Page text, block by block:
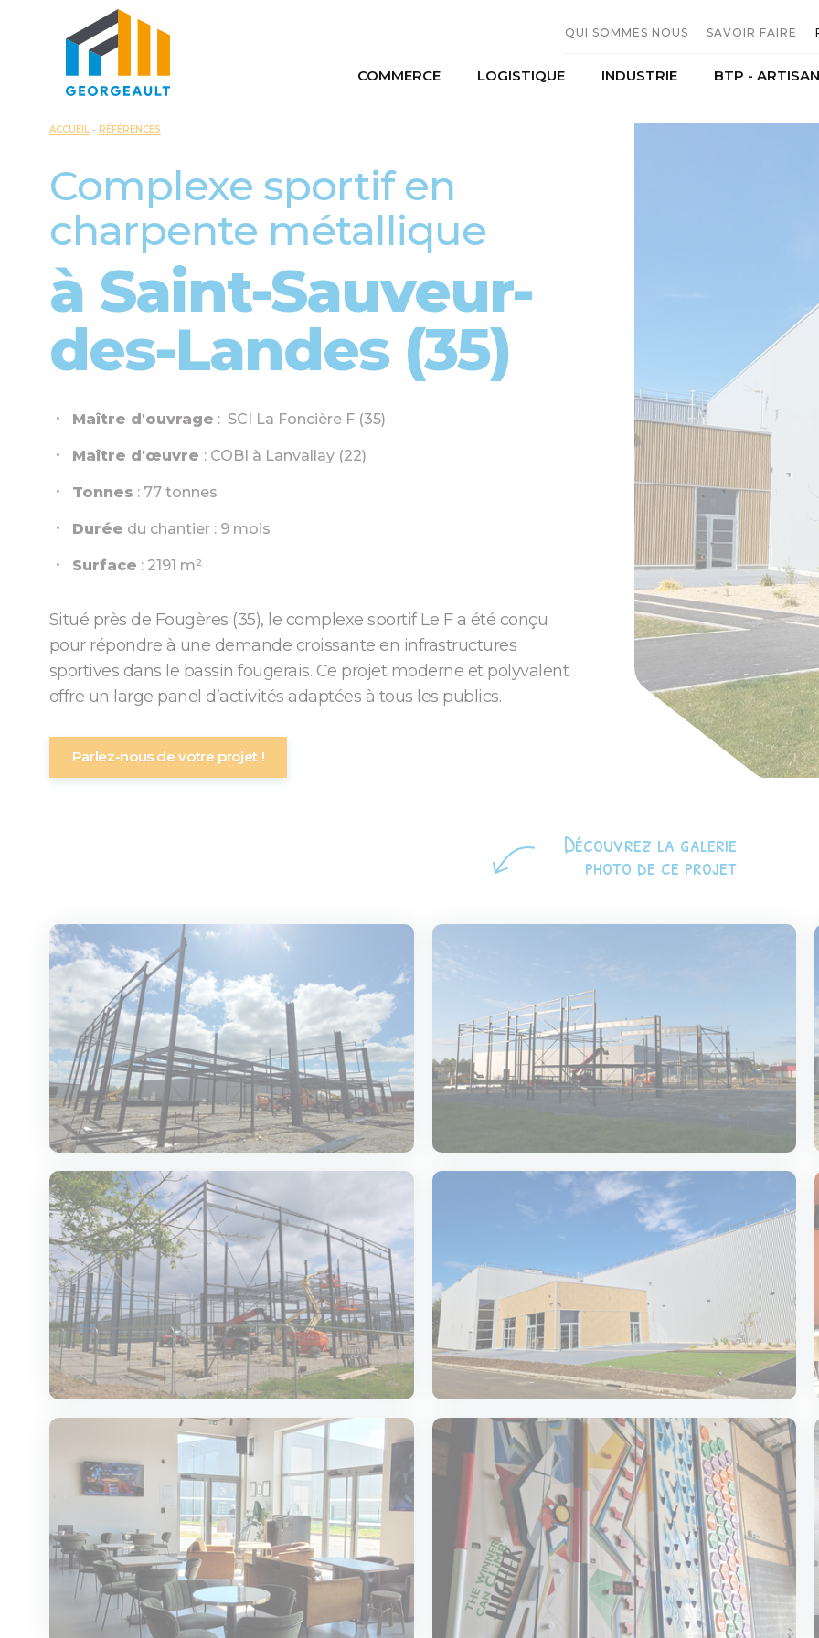
QUI SOMMES NOUS
Moyens humains
SAVOIR FAIRE
Serrurerie
COMMERCE
Matériel agricole
LOGISTIQUE INDUSTRIE
Agroalimentaire
BTP -
ACCUEIL- RÉFÉRENCES
Complexe sportif en
charpente métallique
à Saint-Sauveur-
des-Landes (35)
Maître d'ouvrage : SCI La Foncière F (35)
Maître d'œuvre : COBI à Lanvallay (22)
Tonnes : 77 tonnes
Durée du chantier : 9 mois
Surface : 2191 m²
Situé près de Fougères (35), le complexe sportif Le F a été conçu
pour répondre à une demande croissante en infrastructures
sportives dans le bassin fougerais. Ce projet moderne et polyvalent
offre un large panel d’activités adaptées à tous les publics.
Parlez-nous de votre projet !
Découvrez la galerie
photo de ce projet